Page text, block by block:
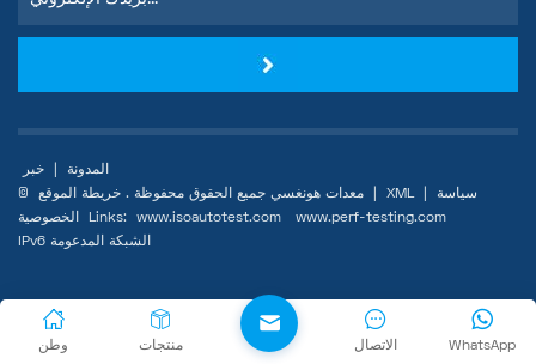
المدونة
خبر
© معدات هونغسي جميع الحقوق محفوظة .
XML
سياسة
الخصوصية
Links: www.isoautotest.com
www.perf-testing.com
IPv6 الشبكة المدعومة
وطن منتجات WhatsApp الاتصال